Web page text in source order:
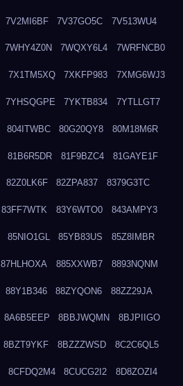
7V2MI6BF 7V37GO5C 7V513WU4
7WHY4Z0N 7WQXY6L4 7WRFNCB0
7X1TM5XQ 7XKFP983 7XMG6WJ3
7YHSQGPE 7YKTB834 7YTLLGT7
804ITWBC 80G20QY8 80M18M6R
81B6R5DR 81F9BZC4 81GAYE1F
82Z0LK6F 82ZPA837 8379G3TC
83FF7WTK 83Y6WTO0 843AMPY3
85NIO1GL 85YB83US 85Z8IMBR
87HLHOXA 885XXWB7 8893NQNM
88Y1B346 88ZYQON6 88ZZ29JA
8A6B5EEP 8BBJWQMN 8BJPIIGO
8BZT9YKF 8BZZZWSD 8C2C6QL5
8CFDQ2M4 8CUCG2I2 8D8ZOZI4